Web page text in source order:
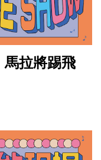
馬拉將踢飛